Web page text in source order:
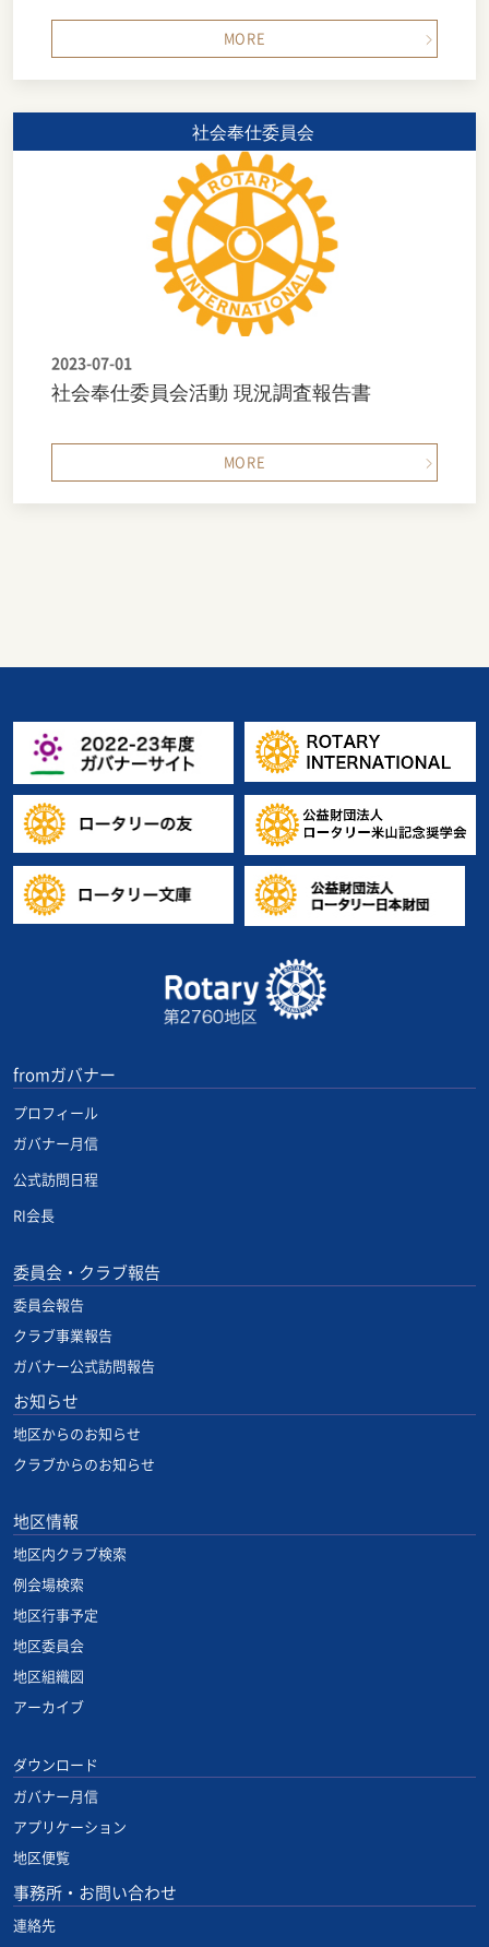
MORE
社会奉仕委員会
2023-07-01
社会奉仕委員会活動 現況調査報告書
MORE
fromガバナー
プロフィール
ガバナー月信
公式訪問日程
RI会長
委員会・クラブ報告
委員会報告
クラブ事業報告
ガバナー公式訪問報告
お知らせ
地区からのお知らせ
クラブからのお知らせ
地区情報
地区内クラブ検索
例会場検索
地区行事予定
地区委員会
地区組織図
アーカイブ
ダウンロード
ガバナー月信
アプリケーション
地区便覧
事務所・お問い合わせ
連絡先